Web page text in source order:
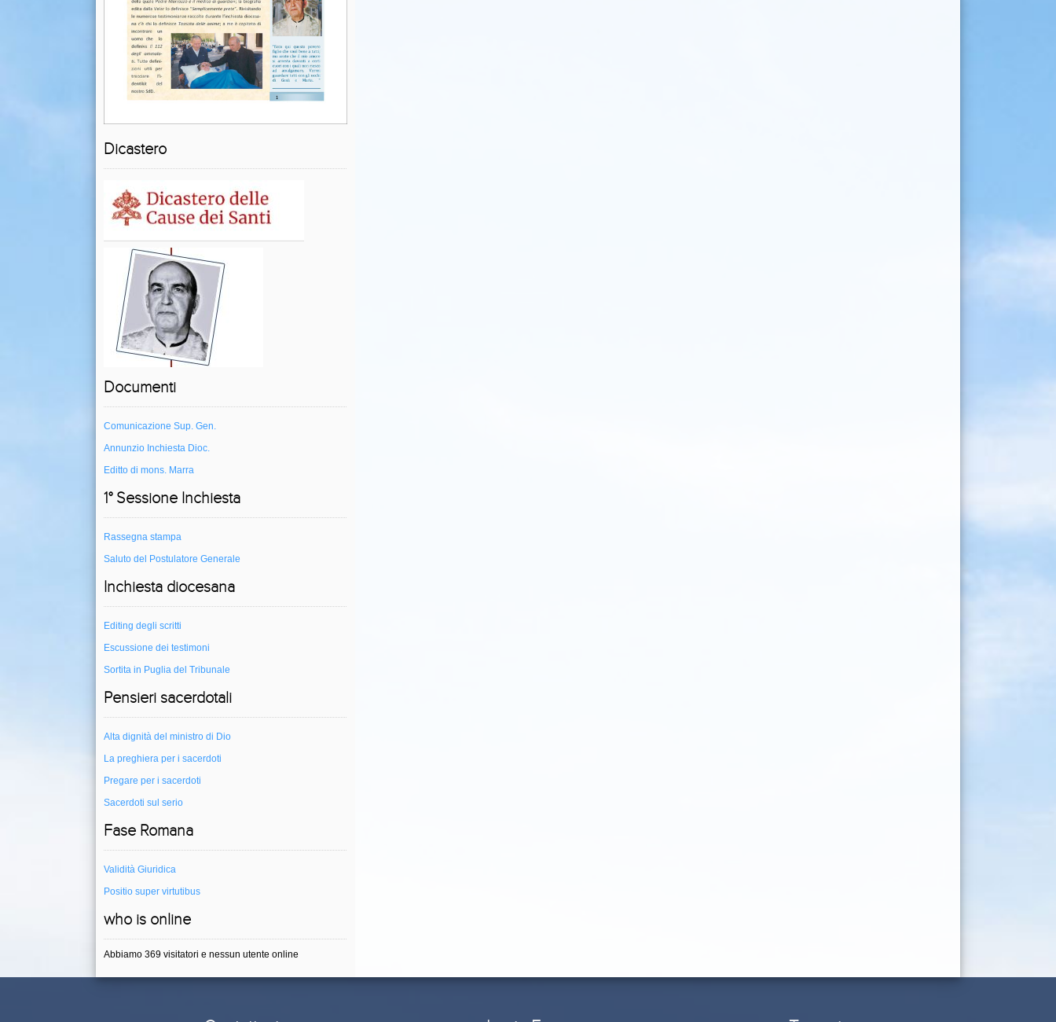
Dicastero
Documenti
Comunicazione Sup. Gen.
Annunzio Inchiesta Dioc.
Editto di mons. Marra
1° Sessione Inchiesta
Rassegna stampa
Saluto del Postulatore Generale
Inchiesta diocesana
Editing degli scritti
Escussione dei testimoni
Sortita in Puglia del Tribunale
Pensieri sacerdotali
Alta dignità del ministro di Dio
La preghiera per i sacerdoti
Pregare per i sacerdoti
Sacerdoti sul serio
Fase Romana
Validità Giuridica
Positio super virtutibus
who is online
Abbiamo 369 visitatori e nessun utente online